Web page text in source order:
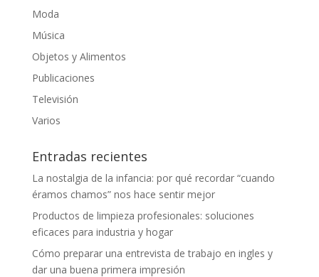
Moda
Música
Objetos y Alimentos
Publicaciones
Televisión
Varios
Entradas recientes
La nostalgia de la infancia: por qué recordar “cuando
éramos chamos” nos hace sentir mejor
Productos de limpieza profesionales: soluciones
eficaces para industria y hogar
Cómo preparar una entrevista de trabajo en ingles y
dar una buena primera impresión